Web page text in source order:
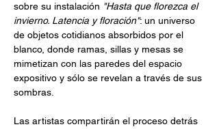
sobre su instalación "Hasta que florezca el
invierno. Latencia y floración": un universo
de objetos cotidianos absorbidos por el
blanco, donde ramas, sillas y mesas se
mimetizan con las paredes del espacio
expositivo y sólo se revelan a través de sus
sombras.
Las artistas compartirán el proceso detrás